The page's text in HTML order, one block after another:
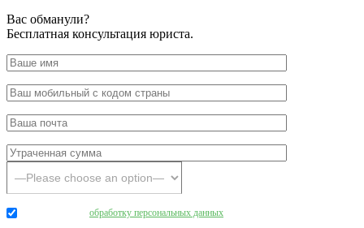
Вас обманули?
Бесплатная консультация юриста.
обработку персональных данных